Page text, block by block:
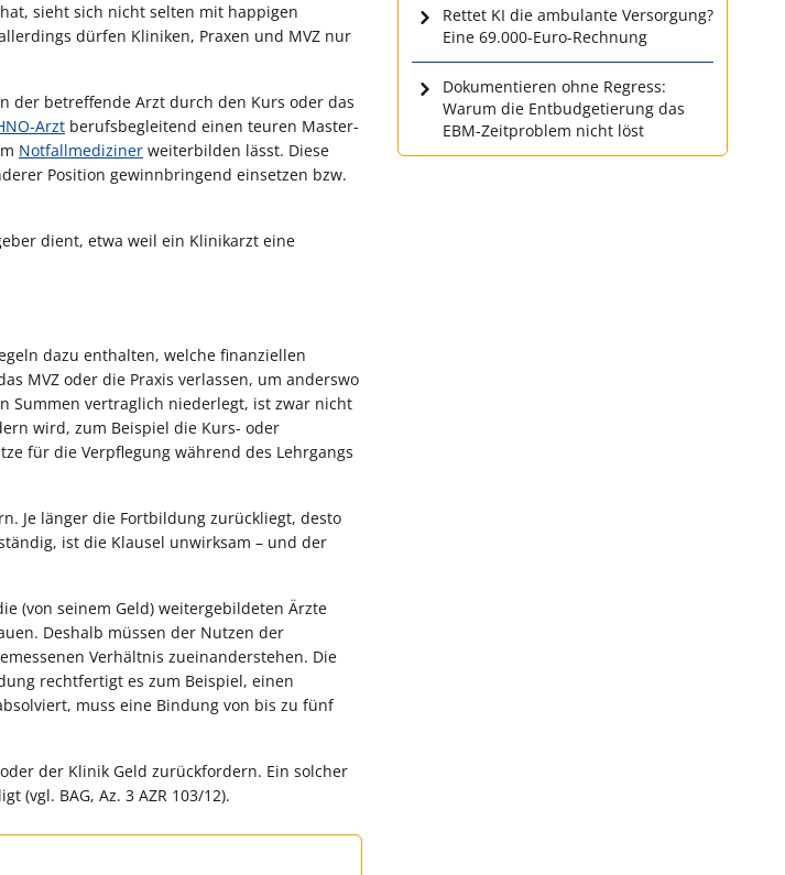
sieht sich nicht selten mit happigen
dürfen Kliniken, Praxen und MVZ nur
der betreffende Arzt durch den Kurs oder das
Arzt berufsbegleitend einen teuren Master-
Notfallmediziner weiterbilden lässt. Diese
Position gewinnbringend einsetzen bzw.
dient, etwa weil ein Klinikarzt eine
dazu enthalten, welche finanziellen
MVZ oder die Praxis verlassen, um anderswo
Summen vertraglich niederlegt, ist zwar nicht
wird, zum Beispiel die Kurs- oder
für die Verpflegung während des Lehrgangs
Je länger die Fortbildung zurückliegt, desto
ist die Klausel unwirksam – und der
(von seinem Geld) weitergebildeten Ärzte
Deshalb müssen der Nutzen der
Verhältnis zueinanderstehen. Die
rechtfertigt es zum Beispiel, einen
muss eine Bindung von bis zu fünf
der Klinik Geld zurückfordern. Ein solcher
(vgl. BAG, Az. 3 AZR 103/12).
Rettet KI die ambulante Versorgung?
Eine 69.000-Euro-Rechnung
Dokumentieren ohne Regress:
Warum die Entbudgetierung das
EBM-Zeitproblem nicht löst